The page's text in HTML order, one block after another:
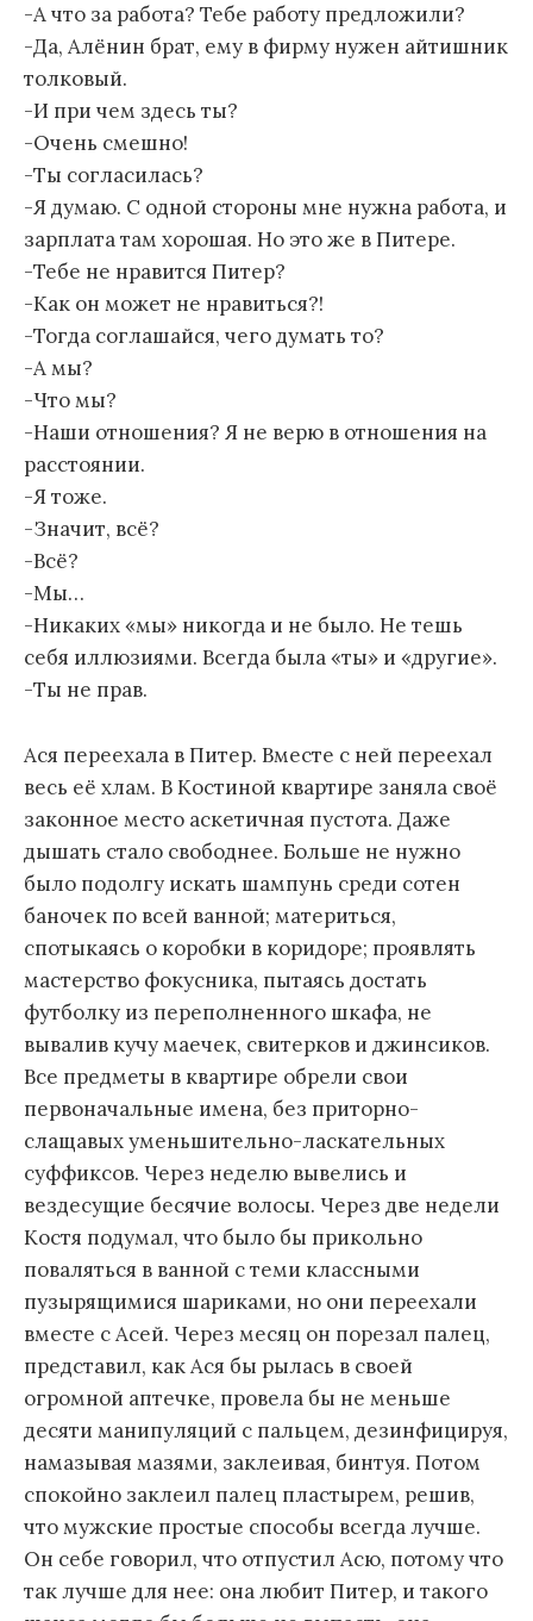
-А что за работа? Тебе работу предложили?
-Да, Алёнин брат, ему в фирму нужен айтишник
толковый.
-И при чем здесь ты?
-Очень смешно!
-Ты согласилась?
-Я думаю. С одной стороны мне нужна работа, и
зарплата там хорошая. Но это же в Питере.
-Тебе не нравится Питер?
-Как он может не нравиться?!
-Тогда соглашайся, чего думать то?
-А мы?
-Что мы?
-Наши отношения? Я не верю в отношения на
расстоянии.
-Я тоже.
-Значит, всё?
-Всё?
-Мы…
-Никаких «мы» никогда и не было. Не тешь
себя иллюзиями. Всегда была «ты» и «другие».
-Ты не прав.
Ася переехала в Питер. Вместе с ней переехал
весь её хлам. В Костиной квартире заняла своё
законное место аскетичная пустота. Даже
дышать стало свободнее. Больше не нужно
было подолгу искать шампунь среди сотен
баночек по всей ванной; материться,
спотыкаясь о коробки в коридоре; проявлять
мастерство фокусника, пытаясь достать
футболку из переполненного шкафа, не
вывалив кучу маечек, свитерков и джинсиков.
Все предметы в квартире обрели свои
первоначальные имена, без приторно-
слащавых уменьшительно-ласкательных
суффиксов. Через неделю вывелись и
вездесущие бесячие волосы. Через две недели
Костя подумал, что было бы прикольно
поваляться в ванной с теми классными
пузырящимися шариками, но они переехали
вместе с Асей. Через месяц он порезал палец,
представил, как Ася бы рылась в своей
огромной аптечке, провела бы не меньше
десяти манипуляций с пальцем, дезинфицируя,
намазывая мазями, заклеивая, бинтуя. Потом
спокойно заклеил палец пластырем, решив,
что мужские простые способы всегда лучше.
Он себе говорил, что отпустил Асю, потому что
так лучше для нее: она любит Питер, и такого